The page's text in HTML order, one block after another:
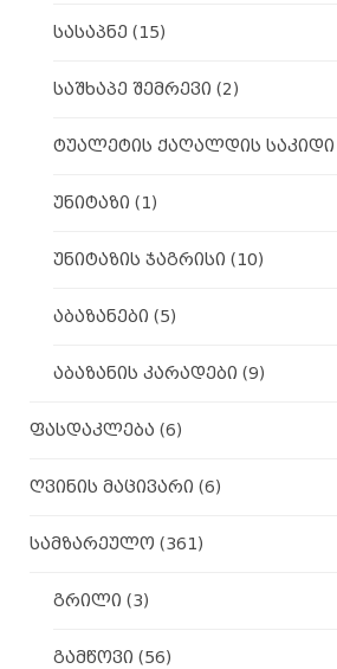
სასაპნე (15)
საშხაპე შემრევი (2)
ტუალეტის ქაღალდის საკიდი
უნიტაზი (1)
უნიტაზის ჯაგრისი (10)
აბაზანები (5)
აბაზანის კარადები (9)
ფასდაკლება (6)
ღვინის მაცივარი (6)
სამზარეულო (361)
გრილი (3)
გამწოვი (56)